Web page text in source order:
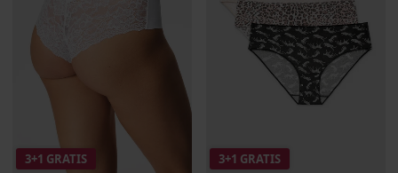
3+1 GRATIS 3+1 GRATIS